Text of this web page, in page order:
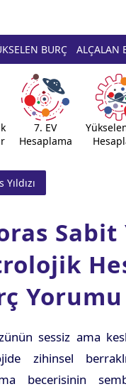
BURÇ ALÇALAN
7. EV
Hesaplama
Sabit
Yorumu
sessiz ama
zihinsel
becerisinin